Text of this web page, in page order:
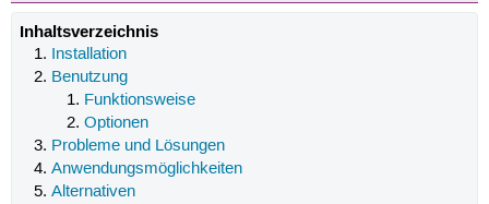
Inhaltsverzeichnis
Installation
Benutzung
Funktionsweise
Optionen
Probleme und Lösungen
Anwendungsmöglichkeiten
Alternativen